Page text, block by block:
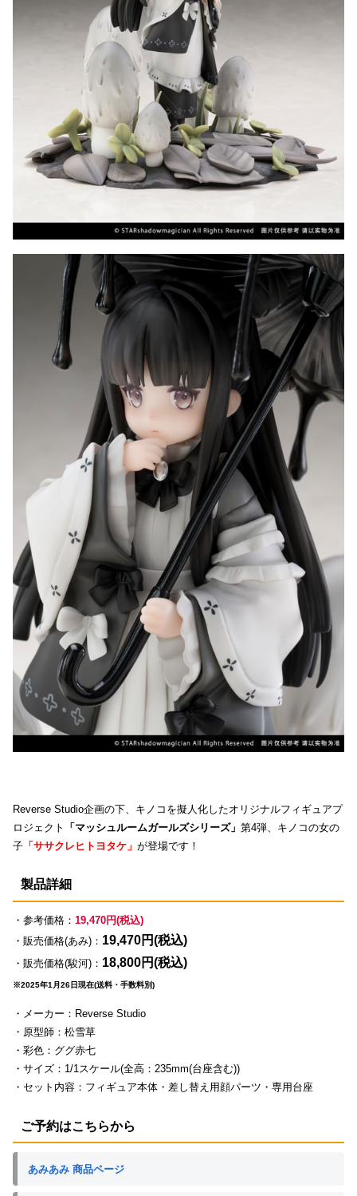
Reverse Studio企画の下、キノコを擬人化したオリジナルフィギュアプ
ロジェクト
「マッシュルームガールズシリーズ」 第4弾、キノコの女の
子 「ササクレヒトヨタケ」 が登場です！
製品詳細
・参考価格： 19,470円(税込)
・販売価格(あみ)： 19,470円(税込)
・販売価格(駿河)： 18,800円(税込)
※2025年1月26日現在(送料・手数料別)
・メーカー：Reverse Studio
・原型師：松雪草
・彩色：ググ赤七
・サイズ：1/1スケール(全高：235mm(台座含む))
・セット内容：フィギュア本体・差し替え用顔パーツ・専用台座
ご予約はこちらから
あみあみ 商品ページ